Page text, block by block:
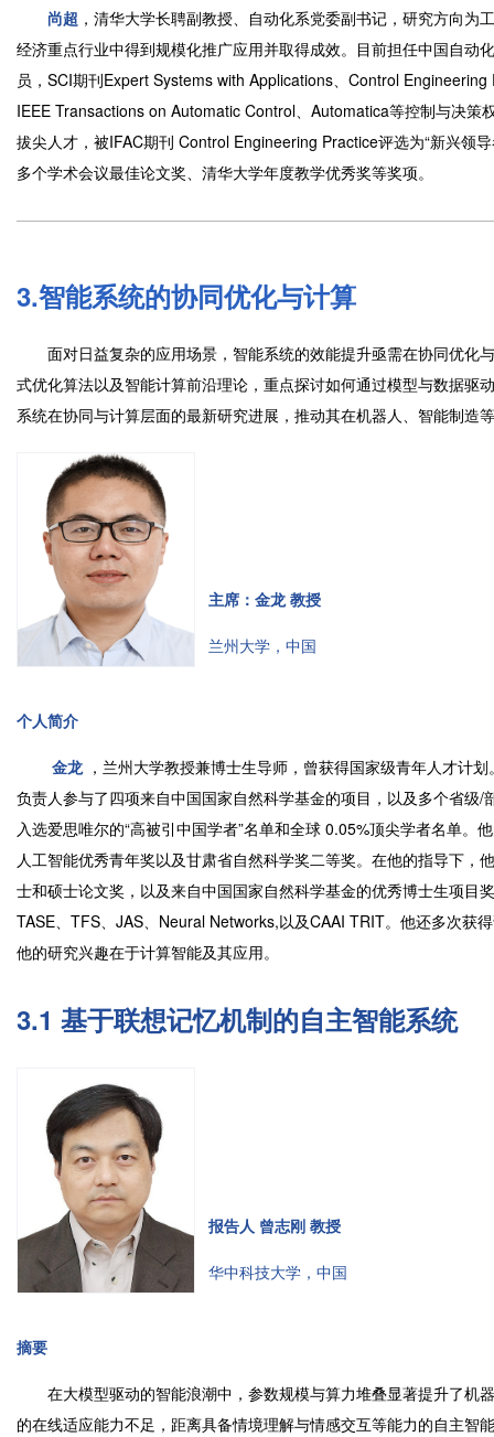
尚超 ，清华大学长聘副教授、自动化系党委副书记，研究方向
经济重点行业中得到规模化推广应用并取得成效。目前担任中国自
员，SCI期刊Expert Systems with Applications、Control
IEEE Transactions on Automatic Control、Automatica等控制与决策
拔尖人才，被IFAC期刊 Control Engineering Practice评选为“新兴领
多个学术会议最佳论文奖、清华大学年度教学优秀奖等奖项。
3.智能系统的协同优化与计算
面对日益复杂的应用场景，智能系统的效能提升亟需在协同优化
式优化算法以及智能计算前沿理论，重点探讨如何通过模型与数据
系统在协同与计算层面的最新研究进展，推动其在机器人、智能制造
主席：金龙 教授
兰州大学，中国
个人简介
金龙 ，兰州大学教授兼博士生导师，曾获得国家级青年人才计
负责人参与了四项来自中国国家自然科学基金的项目，以及多个省
入选爱思唯尔的“高被引中国学者”名单和全球 0.05%顶尖学者名单
人工智能优秀青年奖以及甘肃省自然科学奖二等奖。在他的指导下
士和硕士论文奖，以及来自中国国家自然科学基金的优秀博士生项
TASE、TFS、JAS、Neural Networks,以及CAAI TRIT。他还多次获
他的研究兴趣在于计算智能及其应用。
3.1 基于联想记忆机制的自主智能系统
报告人 曾志刚 教授
华中科技大学，中国
摘要
在大模型驱动的智能浪潮中，参数规模与算力堆叠显著提升了机
的在线适应能力不足，距离具备情境理解与情感交互等能力的自主智